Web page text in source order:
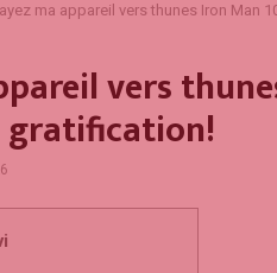
ma appareil vers thunes Iron Man
vers
gratification!